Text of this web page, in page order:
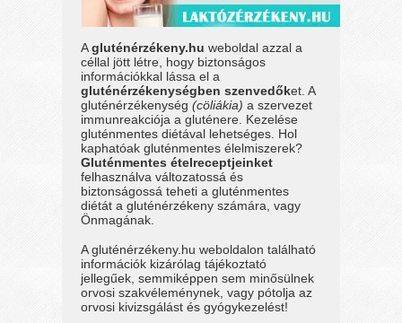
Agluténérzékeny.hu weboldal azzal a
céllal jött létre, hogy biztonságos
információkkal lássa el a
gluténérzékenységben szenvedőket. A
gluténérzékenység(cöliákia) a szervezet
immunreakciója a gluténere. Kezelése
gluténmentes diétával lehetséges. Hol
kaphatóak gluténmentes élelmiszerek?
Gluténmentes ételreceptjeinket
felhasználva változatossá és
biztonságossá teheti a gluténmentes
diétát a gluténérzékeny számára, vagy
Önmagának.
A gluténérzékeny.hu weboldalon található
információk kizárólag tájékoztató
jellegűek, semmiképpen sem minősülnek
orvosi szakvéleménynek, vagy pótolja az
orvosi kivizsgálást és gyógykezelést!